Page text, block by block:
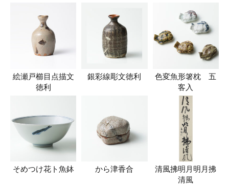
絵瀬戸櫛目点描文
徳利
銀彩線彫文徳利
色変魚形箸枕 五
客入
そめつけ花ト魚鉢 から津香合
清風拂明月明月拂
清風